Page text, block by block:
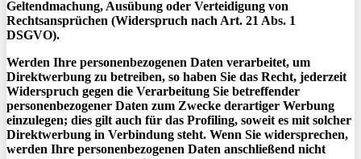
Geltendmachung, Ausübung oder Verteidigung von
Rechtsansprüchen (Widerspruch nach Art. 21 Abs. 1
DSGVO).
Werden Ihre personenbezogenen Daten verarbeitet, um
Direktwerbung zu betreiben, so haben Sie das Recht, jederzeit
Widerspruch gegen die Verarbeitung Sie betreffender
personenbezogener Daten zum Zwecke derartiger Werbung
einzulegen; dies gilt auch für das Profiling, soweit es mit solcher
Direktwerbung in Verbindung steht. Wenn Sie widersprechen,
werden Ihre personenbezogenen Daten anschließend nicht